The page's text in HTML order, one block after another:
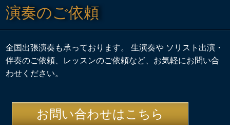
演奏のご依頼
全国出張演奏も承っております。 生演奏や ソリスト出演・
伴奏のご依頼、レッスンのご依頼など、お気軽にお問い合
わせください。
お問い合わせはこちら